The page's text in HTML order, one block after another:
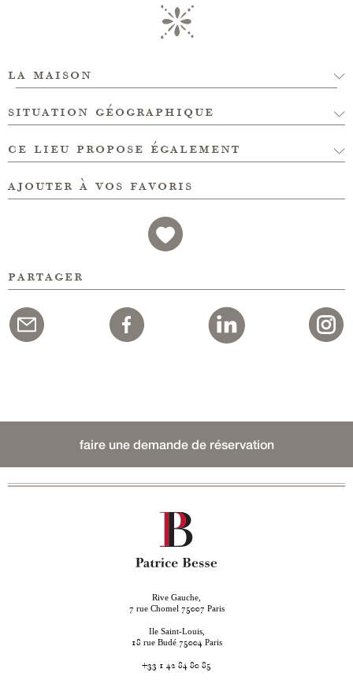
la maison
situation géographique
ce lieu propose également
ajouter à vos favoris
partager
faire une demande de réservation
Rive Gauche,
7 rue Chomel 75007 Paris
Ile Saint-Louis,
18 rue Budé 75004 Paris
+33 1 42 84 80 85